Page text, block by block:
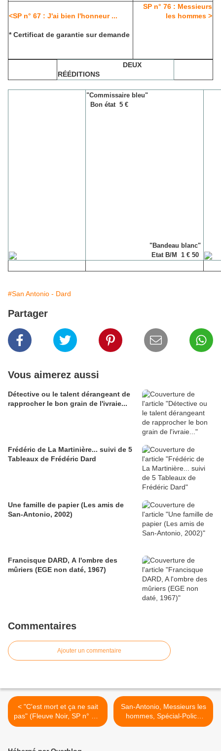
<SP n° 67 : J'ai bien l'honneur ...
* Certificat de garantie sur demande
SP n° 76 : Messieurs
les hommes >
DEUX
RÉÉDITIONS
"Commissaire bleu"
Bon état 5 €
"Bandeau blanc"
Etat B/M 1 € 50
#San Antonio - Dard
Partager
Vous aimerez aussi
Détective ou le talent dérangeant de
rapprocher le bon grain de l'ivraie...
Frédéric de La Martinière... suivi de 5
Tableaux de Frédéric Dard
Une famille de papier (Les amis de
San-Antonio, 2002)
Francisque DARD, A l'ombre des
mûriers (EGE non daté, 1967)
Commentaires
Ajouter un commentaire
< "C'est mort et ça ne sait
pas" (Fleuve Noir, SP n° 71)
en édition originale
San-Antonio, Messieurs les
hommes, Spécial-Police
n°76 en édition originale >